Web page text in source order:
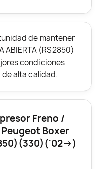
de mantener
ABIERTA (RS2850)
condiciones
alta calidad.
Freno /
Boxer
>)